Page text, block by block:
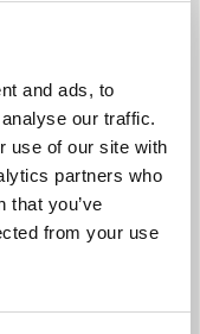
and ads, to
our traffic.
use of our site with
partners who
that you’ve
from your use
βελτιστοποιείται
στη μέγιστη